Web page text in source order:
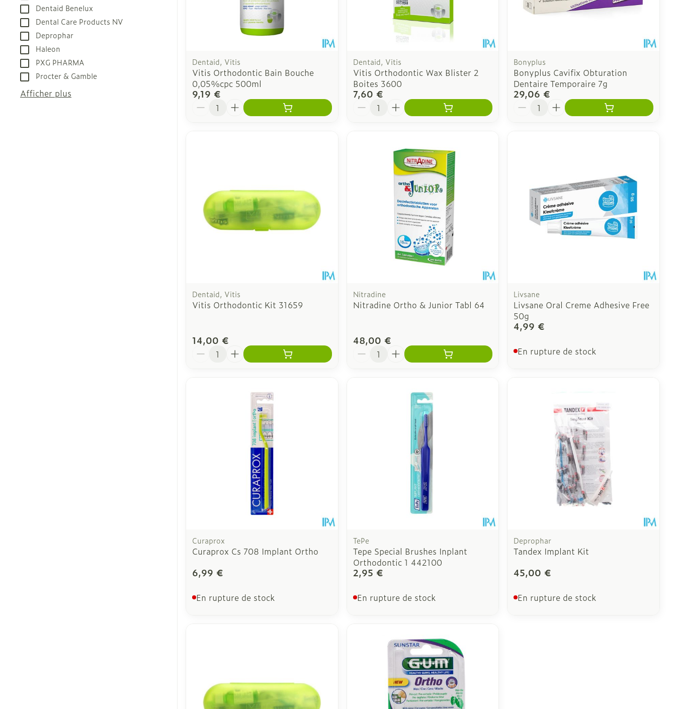
Dentaid Benelux
Dental Care Products NV
Deprophar
Haleon
PXG PHARMA
Procter & Gamble
Afficher plus
Dentaid, Vitis
Vitis Orthodontic Bain Bouche
0,05%cpc 500ml
9,19 €
Quantité
Dentaid, Vitis
Vitis Orthodontic Wax Blister 2
Boites 3600
7,60 €
Quantité
Bonyplus
Bonyplus Cavifix Obturation
Dentaire Temporaire 7g
29,06 €
Quantité
Dentaid, Vitis
Vitis Orthodontic Kit 31659
14,00 €
Quantité
Nitradine
Nitradine Ortho & Junior Tabl 64
48,00 €
Quantité
Livsane
Livsane Oral Creme Adhesive Free
50g
4,99 €
En rupture de stock
Curaprox
Curaprox Cs 708 Implant Ortho
6,99 €
En rupture de stock
TePe
Tepe Special Brushes Inplant
Orthodontic 1 442100
2,95 €
En rupture de stock
Deprophar
Tandex Implant Kit
45,00 €
En rupture de stock